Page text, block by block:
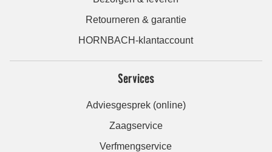
Retourneren & garantie
HORNBACH-klantaccount
Services
Adviesgesprek (online)
Zaagservice
Verfmengservice